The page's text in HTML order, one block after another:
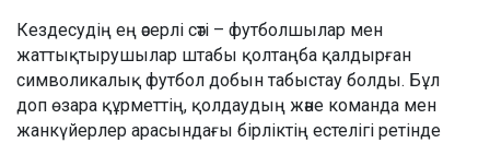
Кездесудің ең әсерлі сәті – футболшылар мен
жаттықтырушылар штабы қолтаңба қалдырған
символикалық футбол добын табыстау болды. Бұл
доп өзара құрметтің, қолдаудың және команда мен
жанкүйерлер арасындағы бірліктің естелігі ретінде